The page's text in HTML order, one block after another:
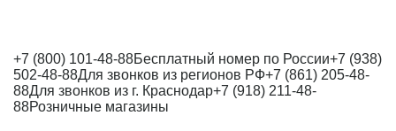
+7 (800) 101-48-88Бесплатный номер по России+7 (938)
502-48-88Для звонков из регионов РФ+7 (861) 205-48-
88Для звонков из г. Краснодар+7 (918) 211-48-
88Розничные магазины